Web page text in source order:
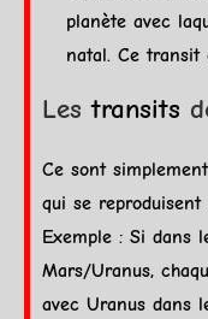
planète avec
natal. Ce transit
Lestransits
Ce sont
qui se
Exemple : Si dans
Mars/Uranus,
avec Uranus dans